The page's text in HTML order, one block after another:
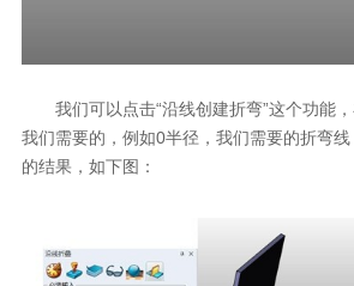
我们可以点击“沿线创建折弯”这个功能
我们需要的，例如0半径，我们需要的折弯
的结果，如下图：